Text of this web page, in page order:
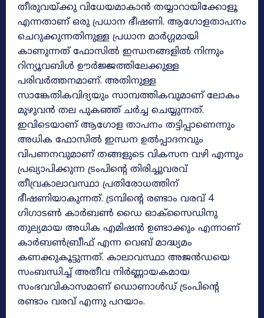
തീരുവയ്ക്കു വിധേയമാകാൻ തയ്യാറായിക്കോളൂ
എന്നതാണ് ഒരു പ്രധാന ഭീഷണി. ആഗോളതാപനം
ചെറുക്കുന്നതിനുള്ള പ്രധാന മാർഗ്ഗമായി
കാണുന്നത് ഫോസിൽ ഇന്ധനങ്ങളിൽ നിന്നും
റിന്യൂവബിൾ ഊർജ്ജത്തിലേക്കുള്ള
പരിവർത്തനമാണ്. അതിനുള്ള
സാങ്കേതികവിദ്യയും സാമ്പത്തികവുമാണ് ലോകം
മുഴുവൻ തല പുകഞ്ഞ് ചർച്ച ചെയ്യുന്നത്.
ഇവിടെയാണ് ആഗോള താപനം തട്ടിപ്പാണെന്നും
അധിക ഫോസിൽ ഇന്ധന ഉൽപ്പാദനവും
വിപണനവുമാണ് തങ്ങളുടെ വികസന വഴി എന്നും
പ്രഖ്യാപിക്കുന്ന ട്രംപിന്റെ തിരിച്ചുവരവ്
തീവ്രകാലാവസ്ഥാ പ്രതിരോധത്തിന്
ഭീഷണിയാകുന്നത്. ട്രമ്പിന്റെ രണ്ടാം വരവ് 4
ഗിഗാടൺ കാർബൺ ഡൈ ഓക്സൈഡിനു
തുല്യമായ അധിക എമിഷൻ ഉണ്ടാക്കും എന്നാണ്
കാർബൺബ്രീഫ് എന്ന വെബ് മാദ്ധ്യമം
കണക്കുകൂട്ടുന്നത്. കാലാവസ്ഥാ അജൻഡയെ
സംബന്ധിച്ച് അതീവ നിർണ്ണായകമായ
സംഭവവികാസമാണ് ഡൊണാൾഡ് ട്രംപിന്റെ
രണ്ടാം വരവ് എന്നു പറയാം.